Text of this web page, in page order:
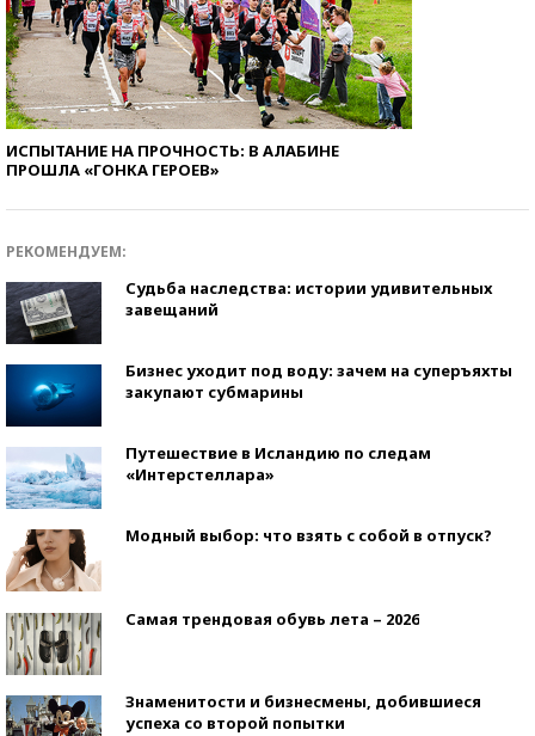
ИСПЫТАНИЕ НА ПРОЧНОСТЬ: В АЛАБИНЕ
ПРОШЛА «ГОНКА ГЕРОЕВ»
РЕКОМЕНДУЕМ:
Судьба наследства: истории удивительных
завещаний
Бизнес уходит под воду: зачем на суперъяхты
закупают субмарины
Путешествие в Исландию по следам
«Интерстеллара»
Модный выбор: что взять с собой в отпуск?
Самая трендовая обувь лета – 2026
Знаменитости и бизнесмены, добившиеся
успеха со второй попытки